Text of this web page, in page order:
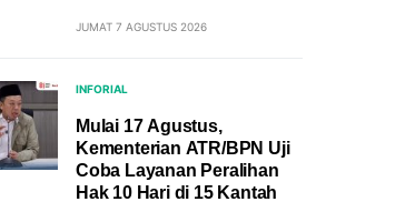
JUMAT 7 AGUSTUS 2026
INFORIAL
Mulai 17 Agustus,
Kementerian ATR/BPN Uji
Coba Layanan Peralihan
Hak 10 Hari di 15 Kantah